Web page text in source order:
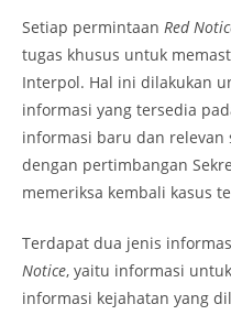
Setiap permintaan Red
tugas khusus untuk
Interpol. Hal ini dilakukan
informasi yang tersedia
informasi baru dan relevan
dengan pertimbangan
memeriksa kembali kasus
Terdapat dua jenis
Notice, yaitu informasi
informasi kejahatan yang